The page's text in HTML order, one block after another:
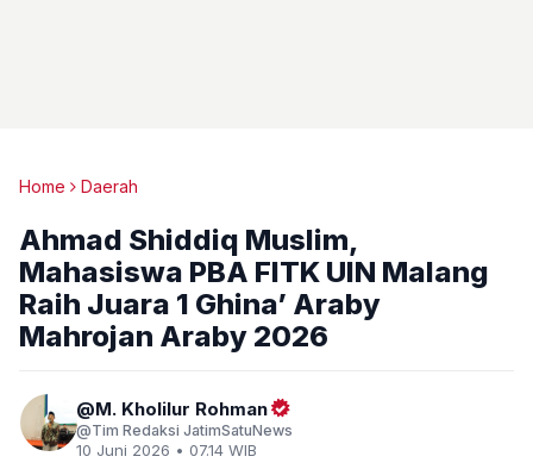
Home Daerah
Ahmad Shiddiq Muslim,
Mahasiswa PBA FITK UIN Malang
Raih Juara 1 Ghina’ Araby
Mahrojan Araby 2026
M. Kholilur Rohman
Tim Redaksi JatimSatuNews
10 Juni 2026 • 07.14 WIB